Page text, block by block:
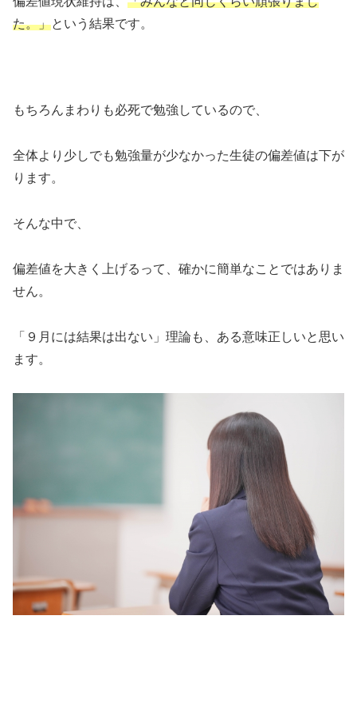
た。」という結果です。
もちろんまわりも必死で勉強しているので、
全体より少しでも勉強量が少なかった生徒の偏差値は下が
ります。
そんな中で、
偏差値を大きく上げるって、確かに簡単なことではありま
せん。
「９月には結果は出ない」理論も、ある意味正しいと思い
ます。